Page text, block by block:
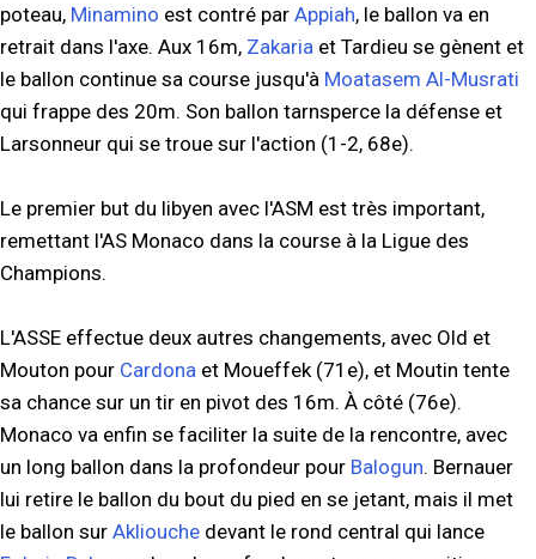
poteau, Minamino est contré par Appiah, le ballon va en
retrait dans l'axe. Aux 16m, Zakaria et Tardieu se gènent et
le ballon continue sa course jusqu'à Moatasem Al-Musrati
qui frappe des 20m. Son ballon tarnsperce la défense et
Larsonneur qui se troue sur l'action (1-2, 68e).
Le premier but du libyen avec l'ASM est très important,
remettant l'AS Monaco dans la course à la Ligue des
Champions.
L'ASSE effectue deux autres changements, avec Old et
Mouton pour Cardona et Moueffek (71e), et Moutin tente
sa chance sur un tir en pivot des 16m. À côté (76e).
Monaco va enfin se faciliter la suite de la rencontre, avec
un long ballon dans la profondeur pour Balogun. Bernauer
lui retire le ballon du bout du pied en se jetant, mais il met
le ballon sur Akliouche devant le rond central qui lance